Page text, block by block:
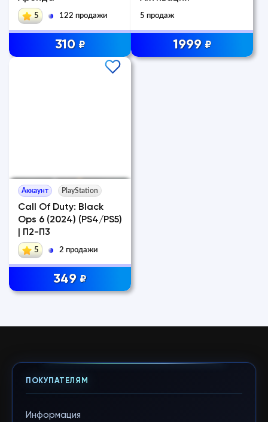
5 122 продажи
310 ₽
5 продаж
1999 ₽
Аккаунт PlayStation
Call Of Duty: Black
Ops 6 (2024) (PS4/PS5)
| П2-П3
5 2 продажи
349 ₽
ПОКУПАТЕЛЯМ
Информация